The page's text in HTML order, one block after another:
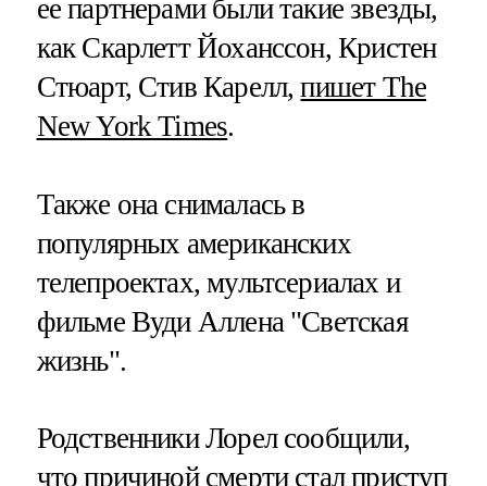
ее партнерами были такие звезды,
как Скарлетт Йоханссон, Кристен
Стюарт, Стив Карелл,пишет The
New York Times.
Также она снималась в
популярных американских
телепроектах, мультсериалах и
фильме Вуди Аллена "Светская
жизнь".
Родственники Лорел сообщили,
что причиной смерти стал приступ